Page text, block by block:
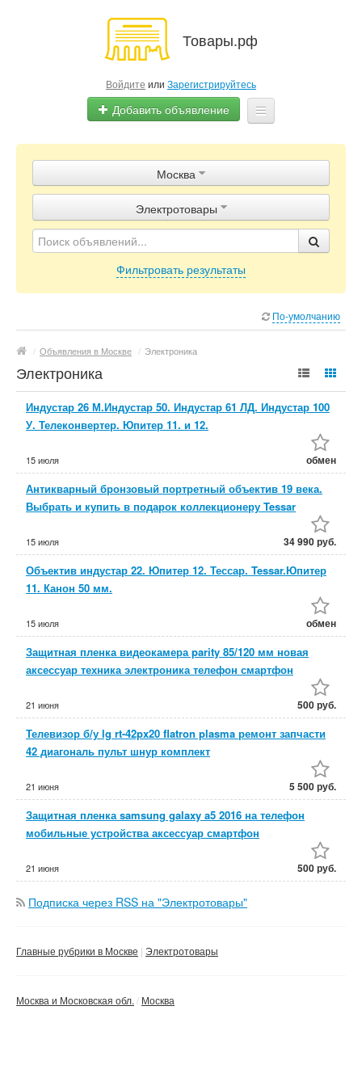
Товары.рф
Войдите или Зарегистрируйтесь
Добавить объявление
Объявления
Магазины
Контакты
Москва
Электротовары
Фильтровать результаты
По-умолчанию
/ Объявления в Москве / Электроника
Электроника
Индустар 26 М.Индустар 50. Индустар 61 ЛД. Индустар 100
У. Телеконвертер. Юпитер 11. и 12.
15 июля обмен
Антикварный бронзовый портретный объектив 19 века.
Выбрать и купить в подарок коллекционеру Tessar
15 июля 34 990 руб.
Объектив индустар 22. Юпитер 12. Тессар. Tessar.Юпитер
11. Канон 50 мм.
15 июля обмен
Защитная пленка видеокамера parity 85/120 мм новая
аксессуар техника электроника телефон смартфон
21 июня 500 руб.
Телевизор б/у lg rt-42px20 flatron plasma ремонт запчасти
42 диагональ пульт шнур комплект
21 июня 5 500 руб.
Защитная пленка samsung galaxy a5 2016 на телефон
мобильные устройства аксессуар смартфон
21 июня 500 руб.
Подписка через RSS на "Электротовары"
Главные рубрики в Москве Электротовары
Москва и Московская обл. Москва